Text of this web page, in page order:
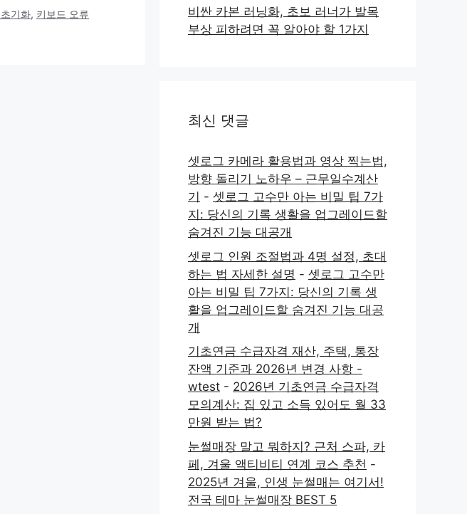
기화, 키보드 오류
비싼 카본 러닝화, 초보 러너가 발목
부상 피하려면 꼭 알아야 할 1가지
최신 댓글
셋로그 카메라 활용법과 영상 찍는법,
방향 돌리기 노하우 – 근무일수계산
기 - 셋로그 고수만 아는 비밀 팁 7가
지: 당신의 기록 생활을 업그레이드할
숨겨진 기능 대공개
셋로그 인원 조절법과 4명 설정, 초대
하는 법 자세한 설명 - 셋로그 고수만
아는 비밀 팁 7가지: 당신의 기록 생
활을 업그레이드할 숨겨진 기능 대공
개
기초연금 수급자격 재산, 주택, 통장
잔액 기준과 2026년 변경 사항 -
wtest - 2026년 기초연금 수급자격
모의계산: 집 있고 소득 있어도 월 33
만원 받는 법?
눈썰매장 말고 뭐하지? 근처 스파, 카
페, 겨울 액티비티 연계 코스 추천 -
2025년 겨울, 인생 눈썰매는 여기서!
전국 테마 눈썰매장 BEST 5